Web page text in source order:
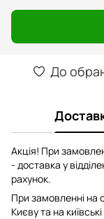
До
Акція! При
- доставка у
рахунок.
При замовленні на
Києву та на